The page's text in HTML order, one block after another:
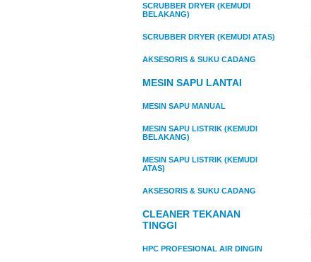
SCRUBBER DRYER (KEMUDI
BELAKANG)
SCRUBBER DRYER (KEMUDI ATAS)
AKSESORIS & SUKU CADANG
MESIN SAPU LANTAI
MESIN SAPU MANUAL
MESIN SAPU LISTRIK (KEMUDI
BELAKANG)
MESIN SAPU LISTRIK (KEMUDI
ATAS)
AKSESORIS & SUKU CADANG
CLEANER TEKANAN
TINGGI
HPC PROFESIONAL AIR DINGIN